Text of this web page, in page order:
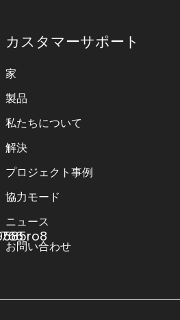
カスタマーサポート
家
製品
私たちについて
解決
プロジェクト事例
協力モード
ニュース
お問い合わせ